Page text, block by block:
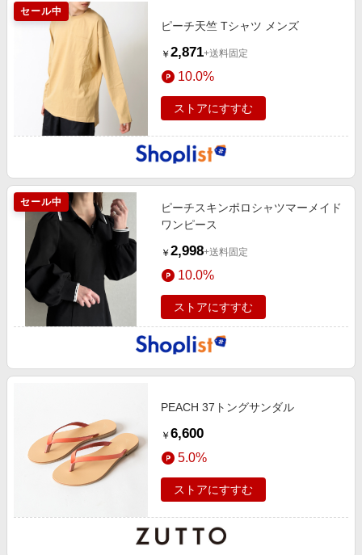
セール中
ピーチ天竺 Tシャツ メンズ
￥ 2,871+送料固定
10.0%
ストアにすすむ
セール中
ピーチスキンポロシャツマーメイド
ワンピース
￥ 2,998+送料固定
10.0%
ストアにすすむ
PEACH 37トングサンダル
￥ 6,600
5.0%
ストアにすすむ